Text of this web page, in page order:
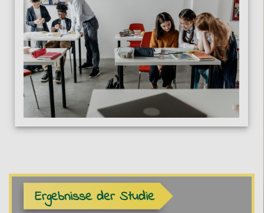
Ergebnisse der Studie